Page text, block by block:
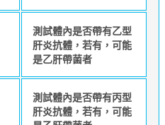
測試體內是否帶有乙型
肝炎抗體，若有，可能
是乙肝帶菌者
測試體內是否帶有丙型
肝炎抗體，若有，可能